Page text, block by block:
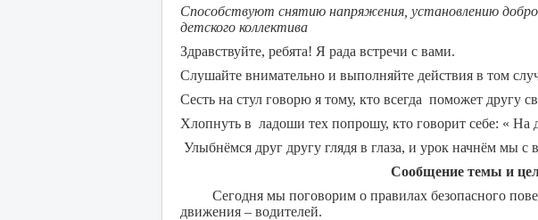
Способствуют снятию напряжения, установлению
детского коллектива
Здравствуйте, ребята! Я рада встречи с вами.
Слушайте внимательно и выполняйте действия в том
Сесть на стул говорю я тому, кто всегда поможет другу
Хлопнуть в ладоши тех попрошу, кто говорит себе: « На
Улыбнёмся друг другу глядя в глаза, и урок начнём мы с
Сообщение темы и
Сегодня мы поговорим о правилах безопасного
движения – водителей.